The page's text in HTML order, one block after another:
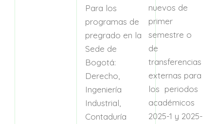
Para los
programas de
pregrado en la
Sede de
Bogotá:
Derecho,
Ingeniería
Industrial,
Contaduría
nuevos de
primer
semestre o
de
transferencias
externas para
los periodos
académicos
2025-1 y 2025-